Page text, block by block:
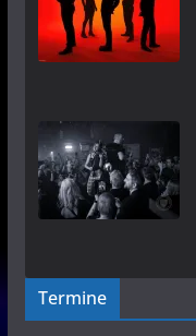
Termine